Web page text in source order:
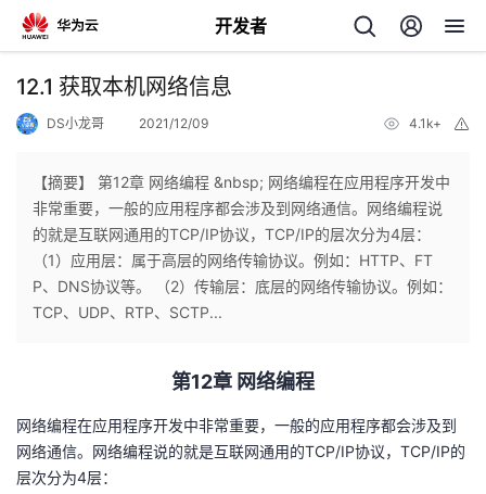
开发者
返
个
人
页
我
开
发
的
开
我
的
我
12.1 获取本机网络信息
DS小龙哥 2021/12/09 4.1k+
【摘要】 第12章 网络编程 &nbsp; 网络编程在应用程序开发中
非常重要，一般的应用程序都会涉及到网络通信。网络编程说
的就是互联网通用的TCP/IP协议，TCP/IP的层次分为4层：
（1）应用层：属于高层的网络传输协议。例如：HTTP、FT
P、DNS协议等。 （2）传输层：底层的网络传输协议。例如：
TCP、UDP、RTP、SCTP...
第12章 网络编程
网络编程在应用程序开发中非常重要，一般的应用程序都会涉及到
网络通信。网络编程说的就是互联网通用的TCP/IP协议，TCP/IP的
层次分为4层：